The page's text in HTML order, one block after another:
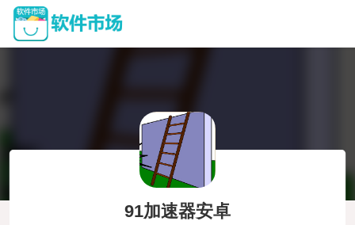
91加速器安卓